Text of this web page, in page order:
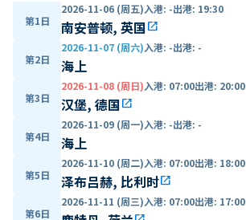
第1日
2026-11-06 (周五)入港: -出港: 19:30
南安普顿, 英国open_in_new
第2日
2026-11-07 (周六)入港: -出港: -
海上
第3日
2026-11-08 (周日)入港: 07:00出港: 20:00
汉堡, 德国open_in_new
第4日
2026-11-09 (周一)入港: -出港: -
海上
第5日
2026-11-10 (周二)入港: 07:00出港: 18:00
泽布吕赫, 比利时open_in_new
第6日
2026-11-11 (周三)入港: 07:00出港: 17:00